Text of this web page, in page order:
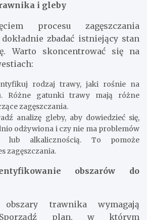
i gleby
procesu zagęszczania
zbadać istniejący stan
Warto skoncentrować się na
rodzaj trawy, jaki rośnie na
Różne gatunki trawy mają różne
zagęszczania.
analizę gleby, aby dowiedzieć się,
odżywiona i czy nie ma problemów
lub alkalicznością. To pomoże
zagęszczania.
obszarów do
trawnika wymagają
Sporządź plan, w którym